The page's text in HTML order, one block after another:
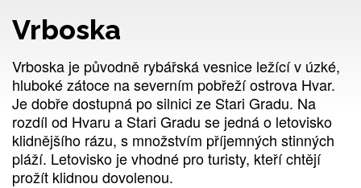
Vrboska
Vrboska je původně rybářská vesnice ležící v úzké,
hluboké zátoce na severním pobřeží ostrova Hvar.
Je dobře dostupná po silnici ze Stari Gradu. Na
rozdíl od Hvaru a Stari Gradu se jedná o letovisko
klidnějšího rázu, s množstvím příjemných stinných
pláží. Letovisko je vhodné pro turisty, kteří chtějí
prožít klidnou dovolenou.